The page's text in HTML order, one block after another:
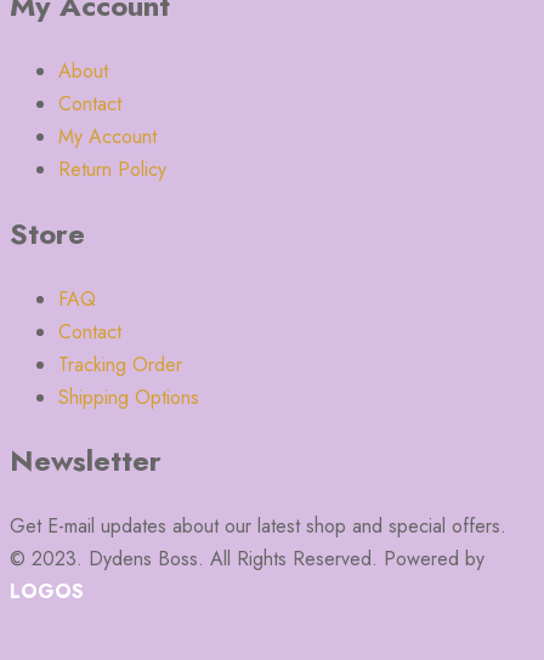
About
Contact
My Account
Return Policy
Store
FAQ
Contact
Tracking Order
Shipping Options
Newsletter
Get E-mail updates about our latest shop and special offers.
© 2023. Dydens Boss. All Rights Reserved. Powered by
LOGOS